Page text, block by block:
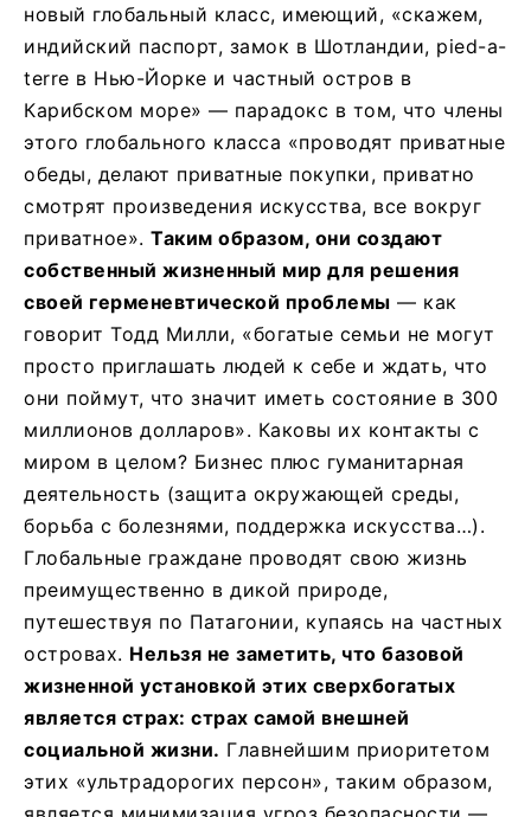
новый глобальный класс, имеющий, «скажем,
индийский паспорт, замок в Шотландии, pied-a-
terre в Нью-Йорке и частный остров в
Карибском море» — парадокс в том, что члены
этого глобального класса «проводят приватные
обеды, делают приватные покупки, приватно
смотрят произведения искусства, все вокруг
приватное». Таким образом, они создают
собственный жизненный мир для решения
своей герменевтической проблемы — как
говорит Тодд Милли, «богатые семьи не могут
просто приглашать людей к себе и ждать, что
они поймут, что значит иметь состояние в 300
миллионов долларов». Каковы их контакты с
миром в целом? Бизнес плюс гуманитарная
деятельность (защита окружающей среды,
борьба с болезнями, поддержка искусства…).
Глобальные граждане проводят свою жизнь
преимущественно в дикой природе,
путешествуя по Патагонии, купаясь на частных
островах. Нельзя не заметить, что базовой
жизненной установкой этих сверхбогатых
является страх: страх самой внешней
социальной жизни. Главнейшим приоритетом
этих «ультрадорогих персон», таким образом,